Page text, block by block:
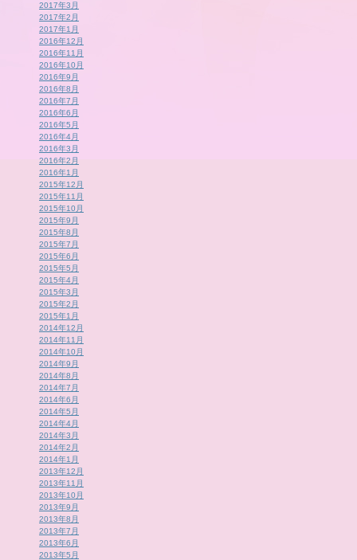
2017年3月
2017年2月
2017年1月
2016年12月
2016年11月
2016年10月
2016年9月
2016年8月
2016年7月
2016年6月
2016年5月
2016年4月
2016年3月
2016年2月
2016年1月
2015年12月
2015年11月
2015年10月
2015年9月
2015年8月
2015年7月
2015年6月
2015年5月
2015年4月
2015年3月
2015年2月
2015年1月
2014年12月
2014年11月
2014年10月
2014年9月
2014年8月
2014年7月
2014年6月
2014年5月
2014年4月
2014年3月
2014年2月
2014年1月
2013年12月
2013年11月
2013年10月
2013年9月
2013年8月
2013年7月
2013年6月
2013年5月